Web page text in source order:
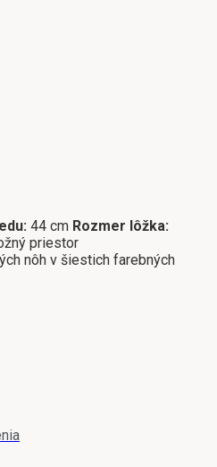
44 cm Rozmer lôžka:
priestor
nôh v šiestich farebných